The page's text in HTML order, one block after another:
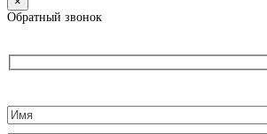
Обратный звонок